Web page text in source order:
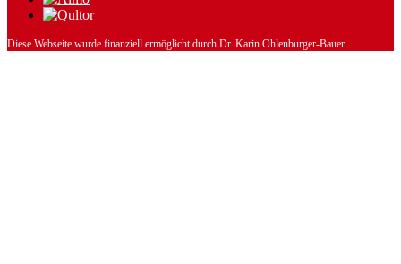
Diese Webseite wurde finanziell ermöglicht durch Dr. Karin Ohlenburger-Bauer.